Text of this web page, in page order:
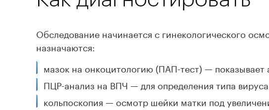
Обследование начинается с гинекологического
назначаются:
мазок на онкоцитологию (ПАП-тест) — показывает
ПЦР-анализ на ВПЧ — для определения типа
кольпоскопия — осмотр шейки матки под